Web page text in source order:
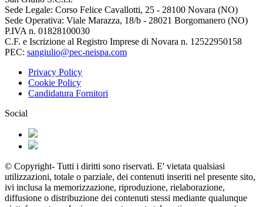
Sede Legale: Corso Felice Cavallotti, 25 - 28100 Novara (NO)
Sede Operativa: Viale Marazza, 18/b - 28021 Borgomanero (NO)
P.IVA n. 01828100030
C.F. e Iscrizione al Registro Imprese di Novara n. 12522950158
PEC: sangiulio@pec-neispa.com
Privacy Policy
Cookie Policy
Candidatura Fornitori
Social
© Copyright- Tutti i diritti sono riservati. E' vietata qualsiasi
utilizzazioni, totale o parziale, dei contenuti inseriti nel presente sito,
ivi inclusa la memorizzazione, riproduzione, rielaborazione,
diffusione o distribuzione dei contenuti stessi mediante qualunque